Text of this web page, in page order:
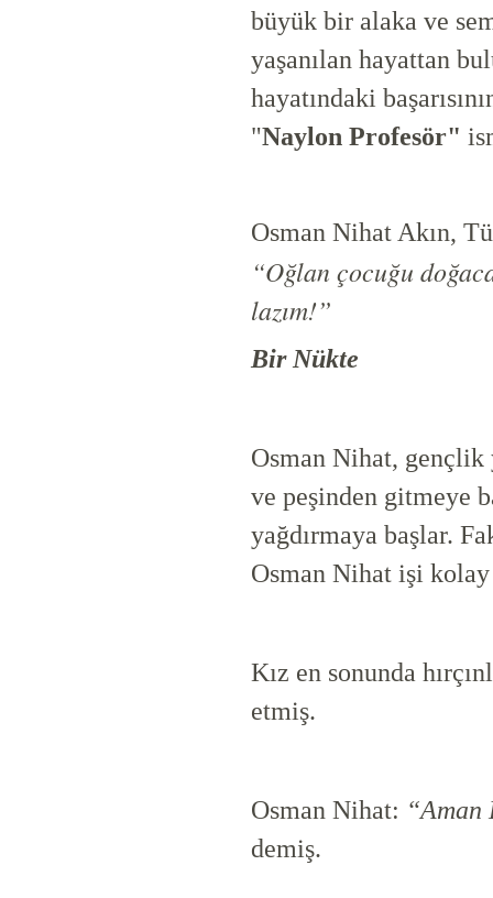
büyük bir alaka ve
yaşanılan hayattan
hayatındaki
"Naylon Profesör"
Osman Nihat Akın,
“Oğlan çocuğu
lazım!”
Bir Nükte
Osman Nihat, gençlik
ve peşinden gitmeye
yağdırmaya başlar.
Osman Nihat işi kolay
Kız en sonunda
etmiş.
Osman Nihat: “Aman
demiş.